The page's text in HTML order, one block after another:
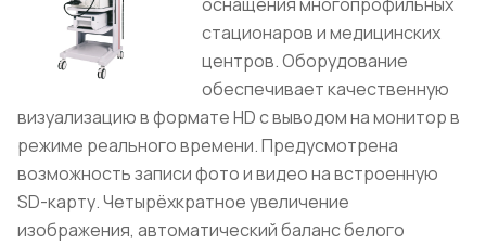
оснащения многопрофильных
стационаров и медицинских
центров. Оборудование
обеспечивает качественную
визуализацию в формате HD с выводом на монитор в
режиме реального времени. Предусмотрена
возможность записи фото и видео на встроенную
SD-карту. Четырёхкратное увеличение
изображения, автоматический баланс белого